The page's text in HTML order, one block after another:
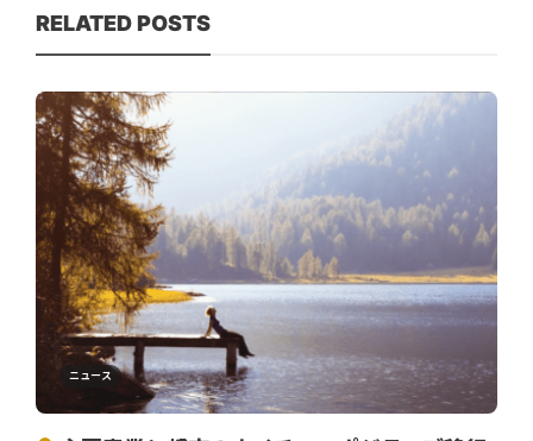
RELATED POSTS
ニュース